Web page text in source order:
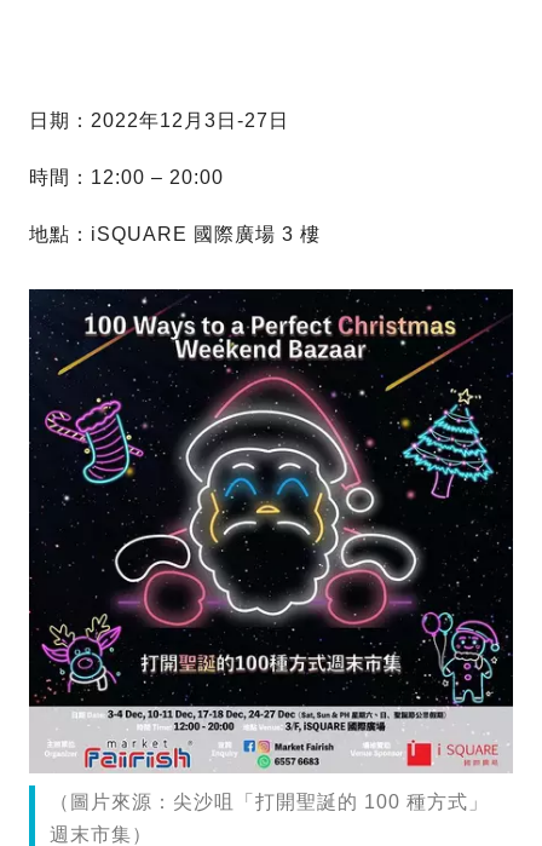
日期：2022年12月3日-27日
時間：12:00 – 20:00
地點：iSQUARE 國際廣場 3 樓
（圖片來源：尖沙咀「打開聖誕的 100 種方式」
週末市集）